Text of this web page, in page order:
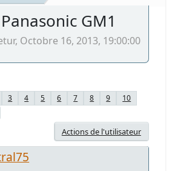
GM1
Octobre 16, 2013, 19:00:00
3 4 5 6 7 8 9 10
Actions de l'utilisateur